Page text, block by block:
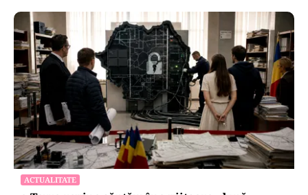
ENERGIE
Dunărea seacă, Cernavodă se apropie de
oprirea totală. Guvernul a trimis o alertă
Comisiei Europene